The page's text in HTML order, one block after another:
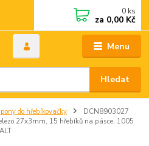
Menu
Hledat
0 ks
za 0,00 Kč
do hřebíkovačky
DCN8903027
27x3mm, 15 hřebíků na pásce, 1005